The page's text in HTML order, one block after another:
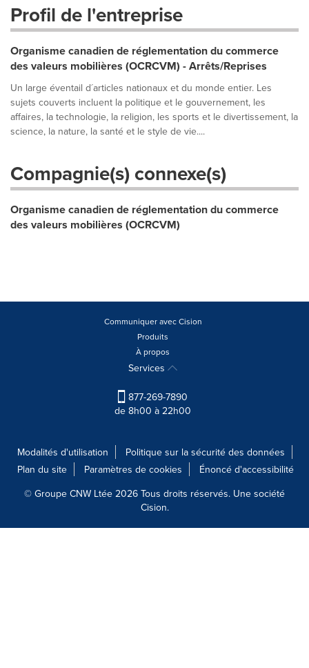
Profil de l'entreprise
Organisme canadien de réglementation du commerce
des valeurs mobilières (OCRCVM) - Arrêts/Reprises
Un large éventail d´articles nationaux et du monde entier. Les
sujets couverts incluent la politique et le gouvernement, les
affaires, la technologie, la religion, les sports et le divertissement, la
science, la nature, la santé et le style de vie....
Compagnie(s) connexe(s)
Organisme canadien de réglementation du commerce
des valeurs mobilières (OCRCVM)
Communiquer avec Cision
Produits
À propos
Services
877-269-7890
de 8h00 à 22h00
Modalités d'utilisation
Politique sur la sécurité des données
Plan du site
Paramètres de cookies
Énoncé d'accessibilité
© Groupe CNW Ltée 2026 Tous droits réservés. Une société
Cision.